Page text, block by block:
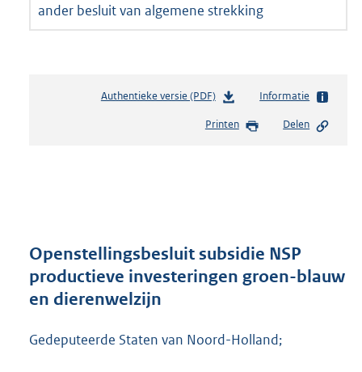
ander besluit van algemene strekking
Authentieke versie (PDF)b
s
r
o
Informatie
Printen Delen
Openstellingsbesluit subsidie NSP
productieve investeringen groen-blauw
en dierenwelzijn
Gedeputeerde Staten van Noord-Holland;